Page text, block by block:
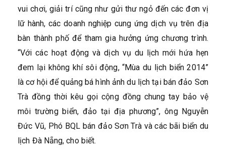
vui chơi, giải trí cũng như gửi thư ngỏ đến các đơn vị
lữ hành, các doanh nghiệp cung ứng dịch vụ trên địa
bàn thành phố để tham gia hưởng ứng chương trình.
“Với các hoạt động và dịch vụ du lịch mới hứa hẹn
đem lại không khí sôi động, “Mùa du lịch biển 2014”
là cơ hội để quảng bá hình ảnh du lịch tại bán đảo Sơn
Trà đồng thời kêu gọi cộng đồng chung tay bảo vệ
môi trường biển, đảo tại địa phương”, ông Nguyễn
Đức Vũ, Phó BQL bán đảo Sơn Trà và các bãi biển du
lịch Đà Nẵng, cho biết.